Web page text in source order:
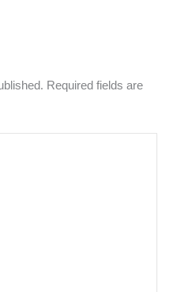
Required fields are